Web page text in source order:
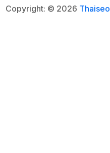
Copyright: © 2026 Thaiseo